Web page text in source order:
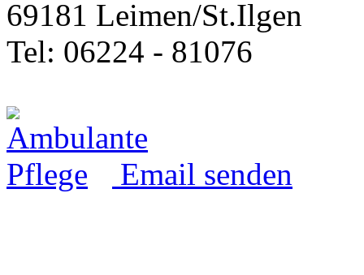
69181 Leimen/St.Ilgen
Tel: 06224 - 81076
Email senden